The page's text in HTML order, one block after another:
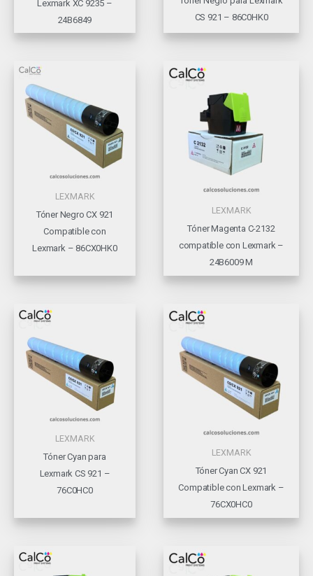
Lexmark XC 9235 –
24B6849
CS 921 – 86C0HK0
LEXMARK
Tóner Negro CX 921
Compatible con
Lexmark – 86CX0HK0
LEXMARK
Tóner Magenta C-2132
compatible con Lexmark –
24B6009 M
LEXMARK
Tóner Cyan para
Lexmark CS 921 –
76C0HC0
LEXMARK
Tóner Cyan CX 921
Compatible con Lexmark –
76CX0HC0